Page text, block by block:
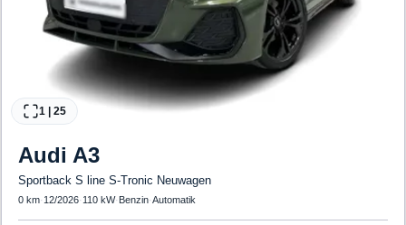
1 | 25
Audi A3
Sportback S line S-Tronic Neuwagen
0 km· 12/2026· 110 kW· Benzin·Automatik